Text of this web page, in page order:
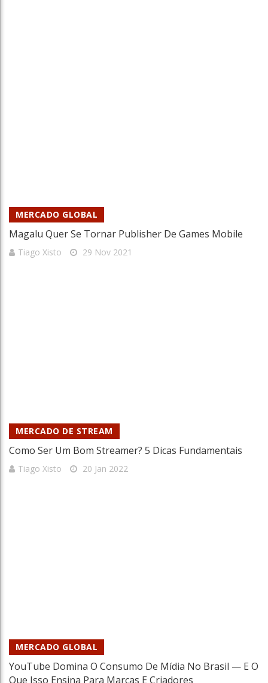
MERCADO GLOBAL
Magalu Quer Se Tornar Publisher De Games Mobile
Tiago Xisto 29 Nov 2021
MERCADO DE STREAM
Como Ser Um Bom Streamer? 5 Dicas Fundamentais
Tiago Xisto 20 Jan 2022
MERCADO GLOBAL
YouTube Domina O Consumo De Mídia No Brasil — E O
Que Isso Ensina Para Marcas E Criadores